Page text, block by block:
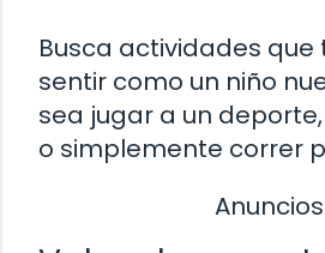
Busca actividades
sentir como un niño
sea jugar a un
o simplemente correr
Anuncios